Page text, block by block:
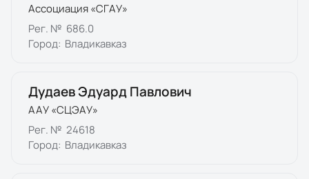
Ассоциация «СГАУ»
Рег. № 686.0
Город: Владикавказ
Дудаев Эдуард Павлович
ААУ «СЦЭАУ»
Рег. № 24618
Город: Владикавказ